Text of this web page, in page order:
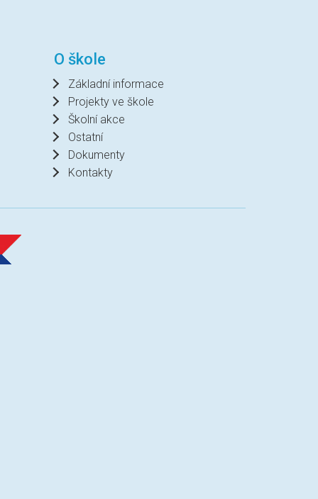
O škole
Základní informace
Projekty ve škole
Školní akce
Ostatní
Dokumenty
Kontakty